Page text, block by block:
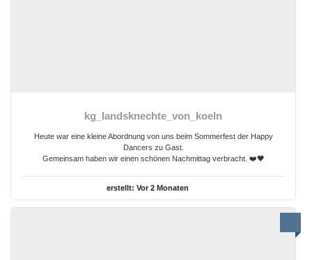
kg_landsknechte_von_koeln
Heute war eine kleine Abordnung von uns beim Sommerfest der Happy
Dancers zu Gast.
Gemeinsam haben wir einen schönen Nachmittag verbracht. ❤️🖤
erstellt: Vor 2 Monaten